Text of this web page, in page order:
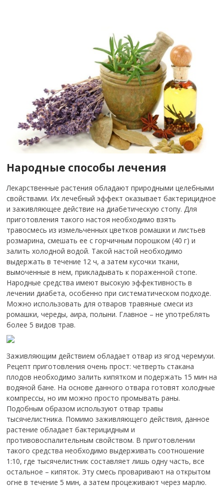
Народные способы лечения
Лекарственные растения обладают природными целебными
свойствами. Их лечебный эффект оказывает бактерицидное
и заживляющее действие на диабетическую стопу. Для
приготовления такого настоя необходимо взять
травосмесь из измельченных цветков ромашки и листьев
розмарина, смешать ее с горчичным порошком (40 г) и
залить холодной водой. Такой настой необходимо
выдержать в течение 12 ч, а затем кусочки ткани,
вымоченные в нем, прикладывать к пораженной стопе.
Народные средства имеют высокую эффективность в
лечении диабета, особенно при систематическом подходе.
Можно использовать для отваров травяные смеси из
ромашки, череды, аира, полыни. Главное – не употреблять
более 5 видов трав.
Заживляющим действием обладает отвар из ягод черемухи.
Рецепт приготовления очень прост: четверть стакана
плодов необходимо залить кипятком и подержать 15 мин на
водяной бане. На основе данного отвара готовят холодные
компрессы, но им можно просто промывать раны.
Подобным образом используют отвар травы
тысячелистника. Помимо заживляющего действия, данное
растение обладает бактерицидным и
противовоспалительным свойством. В приготовлении
такого средства необходимо выдерживать соотношение
1:10, где тысячелистник составляет лишь одну часть, все
остальное – кипяток. Эту смесь проваривают на открытом
огне в течение 5 мин, а затем процеживают через марлю.